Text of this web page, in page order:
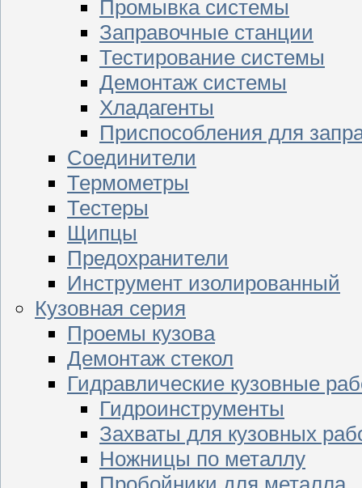
Промывка системы
Заправочные станции
Тестирование системы
Демонтаж системы
Хладагенты
Приспособления для
Соединители
Термометры
Тестеры
Щипцы
Предохранители
Инструмент изолированный
Кузовная серия
Проемы кузова
Демонтаж стекол
Гидравлические кузовные
Гидроинструменты
Захваты для кузовных
Ножницы по металлу